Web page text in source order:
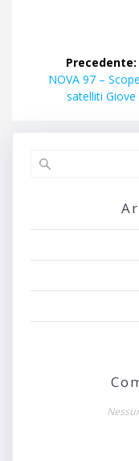
articoli
Precedente:
Articolo
precedente:
NOVA 97 –
satelliti Giove